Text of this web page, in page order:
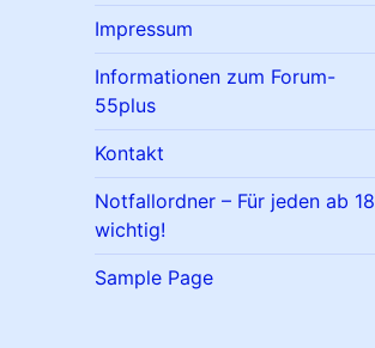
Impressum
Informationen zum Forum-
55plus
Kontakt
Notfallordner – Für jeden ab 18
wichtig!
Sample Page